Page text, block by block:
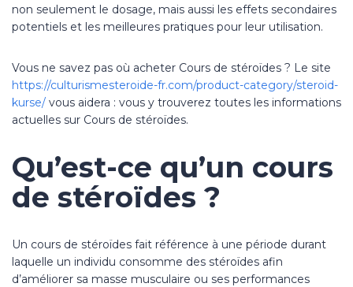
non seulement le dosage, mais aussi les effets secondaires
potentiels et les meilleures pratiques pour leur utilisation.
Vous ne savez pas où acheter Cours de stéroïdes ? Le site
https://culturismesteroide-fr.com/product-category/steroid-
kurse/ vous aidera : vous y trouverez toutes les informations
actuelles sur Cours de stéroïdes.
Qu’est-ce qu’un cours
de stéroïdes ?
Un cours de stéroïdes fait référence à une période durant
laquelle un individu consomme des stéroïdes afin
d’améliorer sa masse musculaire ou ses performances